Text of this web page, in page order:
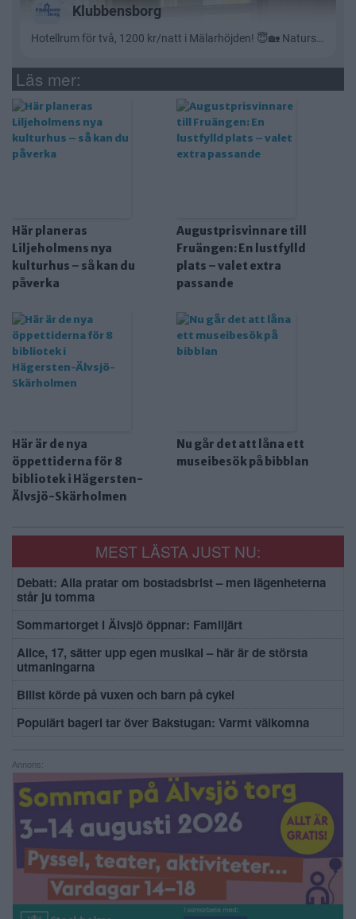
Läs mer:
Här planeras
Liljeholmens nya
kulturhus – så kan du
påverka
Augustprisvinnare till
Fruängen: En lustfylld
plats – valet extra
passande
Här är de nya
öppettiderna för 8
bibliotek i Hägersten-
Älvsjö-Skärholmen
Nu går det att låna ett
museibesök på bibblan
MEST LÄSTA JUST NU:
Debatt: Alla pratar om bostadsbrist – men lägenheterna
står ju tomma
Sommartorget i Älvsjö öppnar: Familjärt
Alice, 17, sätter upp egen musikal – här är de största
utmaningarna
Bilist körde på vuxen och barn på cykel
Populärt bageri tar över Bakstugan: Varmt välkomna
Annons: